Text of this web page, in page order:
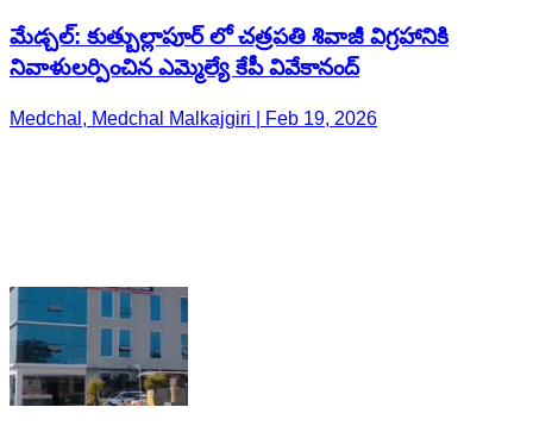
మేడ్చల్: కుత్బుల్లాపూర్ లో చత్రపతి శివాజీ విగ్రహానికి
నివాళులర్పించిన ఎమ్మెల్యే కేపీ వివేకానంద్
Medchal, Medchal Malkajgiri | Feb 19, 2026